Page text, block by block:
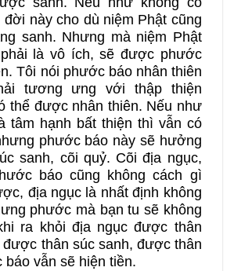
đời này cho dù niệm Phật cũng
sanh. Nhưng mà niệm Phật
là vô ích, sẽ được phước
Tôi nói phước báo nhân thiên
tương ưng với thập thiện
thể được nhân thiên. Nếu như
tâm hạnh bất thiện thì vẫn có
phước báo này sẽ hưởng
sanh, cõi quỷ. Cõi địa ngục,
báo cũng không cách gì
địa ngục là nhất định không
phước mà bạn tu sẽ không
ra khỏi địa ngục được thân
được thân súc sanh, được thân
vẫn sẽ hiện tiền.